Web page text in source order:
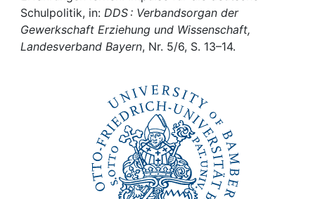
My FIS
Schulpolitik, in: DDS : Verbandsorgan der
Gewerkschaft Erziehung und Wissenschaft,
Landesverband Bayern, Nr. 5/6, S. 13–14.